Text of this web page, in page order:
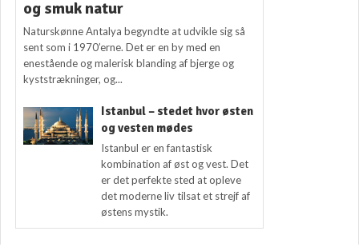
og smuk natur
Naturskønne Antalya begyndte at udvikle sig så
sent som i 1970’erne. Det er en by med en
enestående og malerisk blanding af bjerge og
kyststrækninger, og...
Istanbul – stedet hvor østen
og vesten mødes
Istanbul er en fantastisk
kombination af øst og vest. Det
er det perfekte sted at opleve
det moderne liv tilsat et strejf af
østens mystik.